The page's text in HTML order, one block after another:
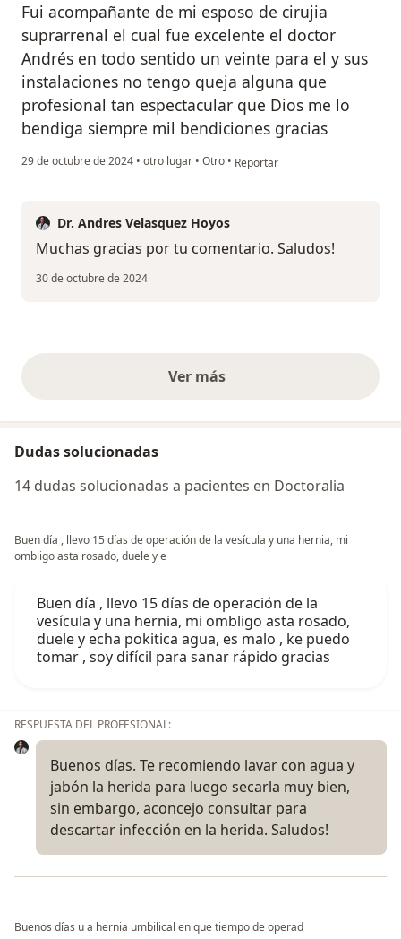
Fui acompañante de mi esposo de cirujia
suprarrenal el cual fue excelente el doctor
Andrés en todo sentido un veinte para el y sus
instalaciones no tengo queja alguna que
profesional tan espectacular que Dios me lo
bendiga siempre mil bendiciones gracias
29 de octubre de 2024 • otro lugar • Otro • en opinión del usuario Aura
Reportar
Dr. Andres Velasquez Hoyos
Muchas gracias por tu comentario. Saludos!
30 de octubre de 2024
Ver másopiniones anteriores
Dudas solucionadas
14 dudas solucionadas a pacientes en Doctoralia
Buen día , llevo 15 días de operación de la vesícula y una hernia, mi
ombligo asta rosado, duele y e
Buen día , llevo 15 días de operación de la
vesícula y una hernia, mi ombligo asta rosado,
duele y echa pokitica agua, es malo , ke puedo
tomar , soy difícil para sanar rápido gracias
RESPUESTA DEL PROFESIONAL:
Buenos días. Te recomiendo lavar con agua y
jabón la herida para luego secarla muy bien,
sin embargo, aconcejo consultar para
descartar infección en la herida. Saludos!
Buenos días u a hernia umbilical en que tiempo de operad